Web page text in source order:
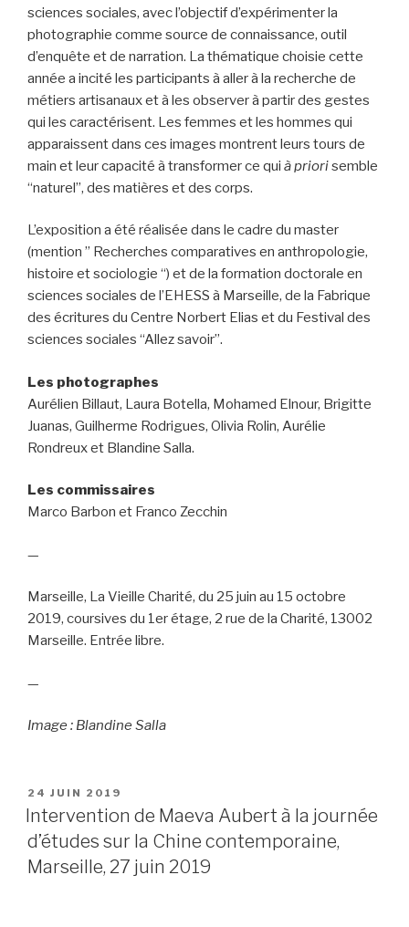
sciences sociales, avec l’objectif d’expérimenter la
photographie comme source de connaissance, outil
d’enquête et de narration. La thématique choisie cette
année a incité les participants à aller à la recherche de
métiers artisanaux et à les observer à partir des gestes
qui les caractérisent. Les femmes et les hommes qui
apparaissent dans ces images montrent leurs tours de
main et leur capacité à transformer ce qui à priorisemble
“naturel”, des matières et des corps.
L’exposition a été réalisée dans le cadre du master
(mention ” Recherches comparatives en anthropologie,
histoire et sociologie “) et de la formation doctorale en
sciences sociales de l’EHESS à Marseille, de la Fabrique
des écritures du Centre Norbert Elias et du Festival des
sciences sociales “Allez savoir”.
Les photographes
Aurélien Billaut, Laura Botella, Mohamed Elnour, Brigitte
Juanas, Guilherme Rodrigues, Olivia Rolin, Aurélie
Rondreux et Blandine Salla.
Les commissaires
Marco Barbon et Franco Zecchin
—
Marseille, La Vieille Charité, du 25 juin au 15 octobre
2019, coursives du 1er étage, 2 rue de la Charité, 13002
Marseille. Entrée libre.
—
Image : Blandine Salla
PUBLIÉ
LE
24 JUIN 2019
Intervention de Maeva Aubert à la journée
d’études sur la Chine contemporaine,
Marseille, 27 juin 2019